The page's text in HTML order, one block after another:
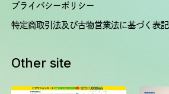
プライバシーポリシー
特定商取引法及び古物営業法に基づく表記
Other site